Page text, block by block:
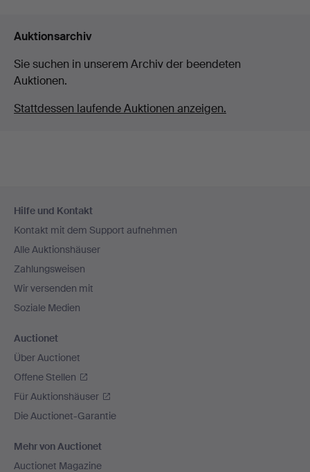
Auktionsarchiv
Sie suchen in unserem Archiv der beendeten
Auktionen.
Stattdessen laufende Auktionen anzeigen.
Navigation
Hilfe und Kontakt
Kontakt mit dem Support aufnehmen
Alle Auktionshäuser
Zahlungsweisen
Wir versenden mit
Soziale Medien
Auctionet
Über Auctionet
Offene Stellen
Für Auktionshäuser
Die Auctionet-Garantie
Mehr von Auctionet
Auctionet Magazine